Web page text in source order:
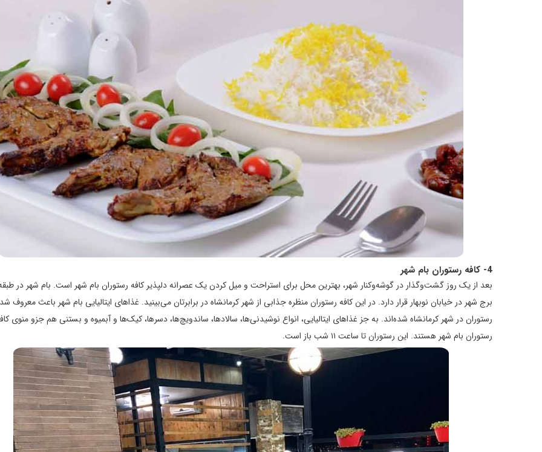
4- کافه رستوران بام شهر
بعد از یک روز گشت‌وگذار در گوشه‌وکنار شهر، بهترین محل برای استراحت و میل کردن یک عصرانه دلپذیر کافه رستوران بام شهر است. بام شهر در
برج شهر در خیابان نوبهار قرار دارد. در این کافه رستوران منظره جذابی از شهر کرمانشاه در برابرتان می‌بینید. غذاهای ایتالیایی بام شهر باعث معروف
رستوران در شهر کرمانشاه شده‌اند. به جز غذاهای ایتالیایی، انواع نوشیدنی‌ها، سالادها، ساندویچ‌ها، دسرها، کیک‌ها و آبمیوه و بستنی هم جزو منوی
رستوران بام شهر هستند. این رستوران تا ساعت ۱۱ شب باز است.